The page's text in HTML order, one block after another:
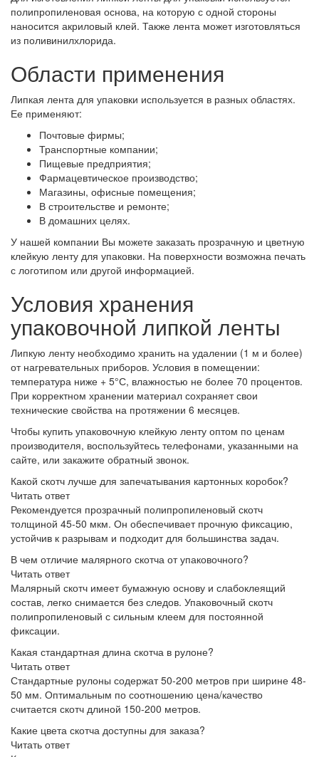
полипропиленовая основа, на которую с одной стороны
наносится акриловый клей. Также лента может изготовляться
из поливинилхлорида.
Области применения
Липкая лента для упаковки используется в разных областях.
Ее применяют:
Почтовые фирмы;
Транспортные компании;
Пищевые предприятия;
Фармацевтическое производство;
Магазины, офисные помещения;
В строительстве и ремонте;
В домашних целях.
У нашей компании Вы можете заказать прозрачную и цветную
клейкую ленту для упаковки. На поверхности возможна печать
с логотипом или другой информацией.
Условия хранения
упаковочной липкой ленты
Липкую ленту необходимо хранить на удалении (1 м и более)
от нагревательных приборов. Условия в помещении:
температура ниже + 5°С, влажностью не более 70 процентов.
При корректном хранении материал сохраняет свои
технические свойства на протяжении 6 месяцев.
Чтобы купить упаковочную клейкую ленту оптом по ценам
производителя, воспользуйтесь телефонами, указанными на
сайте, или закажите обратный звонок.
Какой скотч лучше для запечатывания картонных коробок?
Читать ответ
Рекомендуется прозрачный полипропиленовый скотч
толщиной 45-50 мкм. Он обеспечивает прочную фиксацию,
устойчив к разрывам и подходит для большинства задач.
В чем отличие малярного скотча от упаковочного?
Читать ответ
Малярный скотч имеет бумажную основу и слабоклеящий
состав, легко снимается без следов. Упаковочный скотч
полипропиленовый с сильным клеем для постоянной
фиксации.
Какая стандартная длина скотча в рулоне?
Читать ответ
Стандартные рулоны содержат 50-200 метров при ширине 48-
50 мм. Оптимальным по соотношению цена/качество
считается скотч длиной 150-200 метров.
Какие цвета скотча доступны для заказа?
Читать ответ